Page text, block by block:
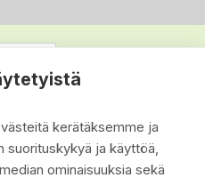
kerätäksemme ja
suorituskykyä ja käyttöä,
ominaisuuksia sekä